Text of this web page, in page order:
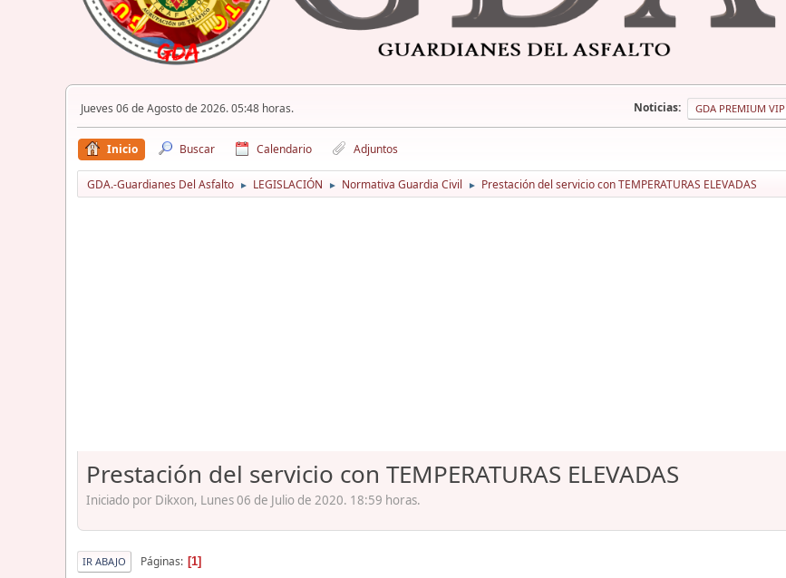
Jueves 06 de Agosto de 2026. 05:48 horas. Noticias: GDA PREMIUM VIP
Inicio Buscar Calendario Adjuntos
GDA.-Guardianes Del Asfalto ► LEGISLACIÓN ► Normativa Guardia Civil ► Prestación del servicio con TEMPERATURAS ELEVADAS
Prestación del servicio con TEMPERATURAS ELEVADAS
Iniciado por Dikxon, Lunes 06 de Julio de 2020. 18:59 horas.
IR ABAJO Páginas 1